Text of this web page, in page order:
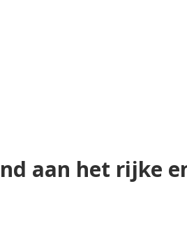
aan het rijke